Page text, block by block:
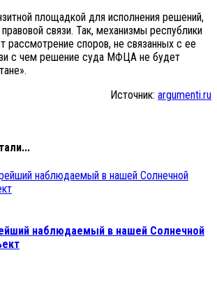
площадкой для исполнения решений,
связи. Так, механизмы республики
рассмотрение споров, не связанных с ее
с чем решение суда МФЦА не будет
Источник: argumenti.ru
наблюдаемый в нашей Солнечной